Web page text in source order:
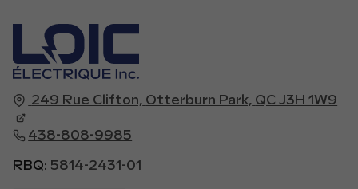
249 Rue Clifton, Otterburn Park, QC J3H 1W9
438-808-9985
RBQ: 5814-2431-01